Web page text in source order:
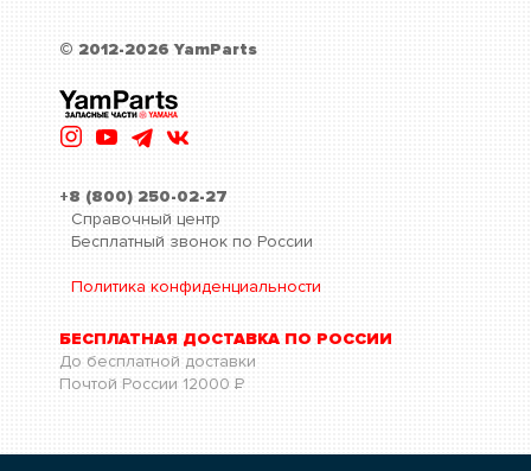
© 2012-2026 YamParts
+8 (800) 250-02-27
Справочный центр
Бесплатный звонок по России
Политика конфиденциальности
БЕСПЛАТНАЯ ДОСТАВКА ПО РОССИИ
До бесплатной доставки
Почтой России 12000 Р